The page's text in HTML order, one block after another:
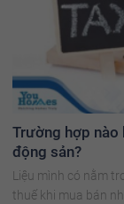
Trường hợp nào
động sản?
Liệu mình có nằm
thuế khi mua bán